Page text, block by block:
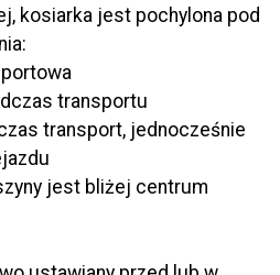
kosiarka jest pochylona pod
transportu
transport, jednocześnie
jest bliżej centrum